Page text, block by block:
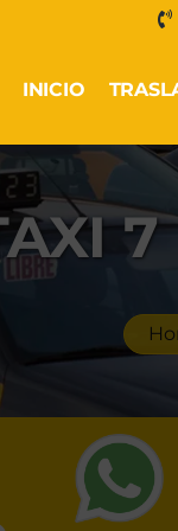
INICIO
7